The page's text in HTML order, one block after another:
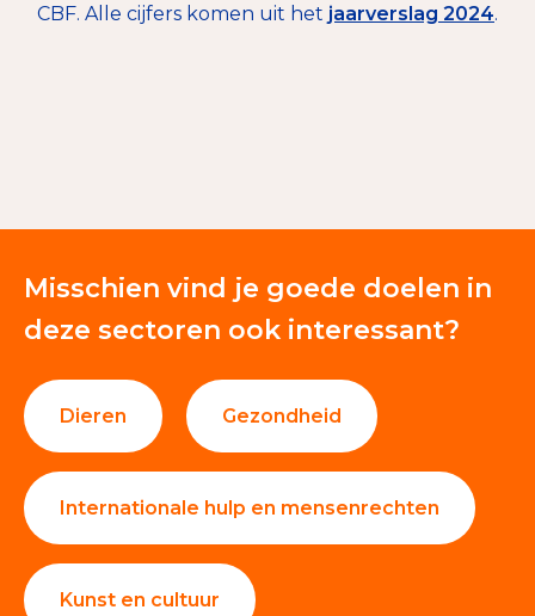
CBF. Alle cijfers komen uit het jaarverslag 2024.
Misschien vind je goede doelen in
deze sectoren ook interessant?
Dieren Gezondheid
Internationale hulp en mensenrechten
Kunst en cultuur